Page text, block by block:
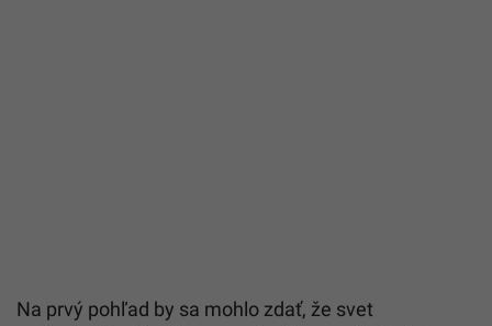
Na prvý pohľad by sa mohlo zdať, že svet